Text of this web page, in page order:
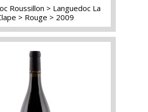
Roussillon
Languedoc La
Rouge 2009